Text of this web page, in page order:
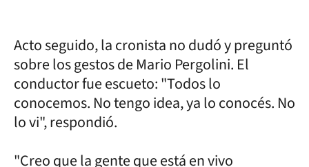
Acto seguido, la cronista no dudó y preguntó
sobre los gestos de Mario Pergolini. El
conductor fue escueto: "Todos lo
conocemos. No tengo idea, ya lo conocés. No
lo vi", respondió.
"Creo que la gente que está en vivo